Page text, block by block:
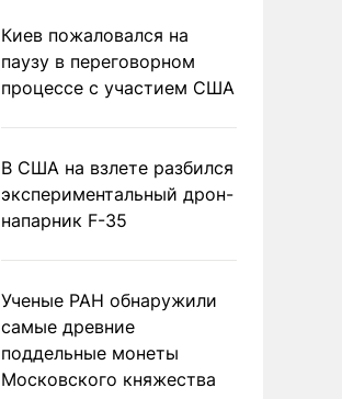
Киев пожаловался на
паузу в переговорном
процессе с участием США
В США на взлете разбился
экспериментальный дрон-
напарник F-35
Ученые РАН обнаружили
самые древние
поддельные монеты
Московского княжества